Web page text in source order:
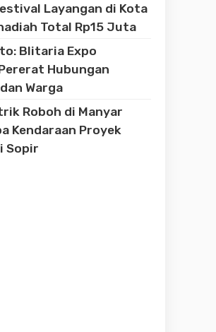
Layangan di Kota
Total Rp15 Juta
Blitaria Expo
Hubungan
Warga
Roboh di Manyar
Kendaraan Proyek
Sopir